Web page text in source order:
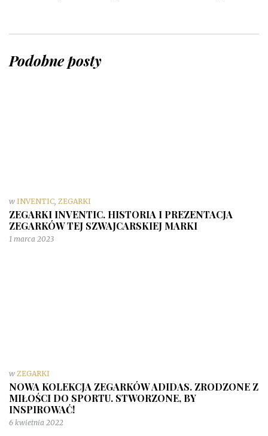
Podobne posty
w INVENTIC ZEGARKI
ZEGARKI INVENTIC. HISTORIA I PREZENTACJA
ZEGARKÓW TEJ SZWAJCARSKIEJ MARKI
1 marca 2023
w ZEGARKI
NOWA KOLEKCJA ZEGARKÓW ADIDAS. ZRODZONE Z
MIŁOŚCI DO SPORTU. STWORZONE, BY
INSPIROWAĆ!
6 kwietnia 2022